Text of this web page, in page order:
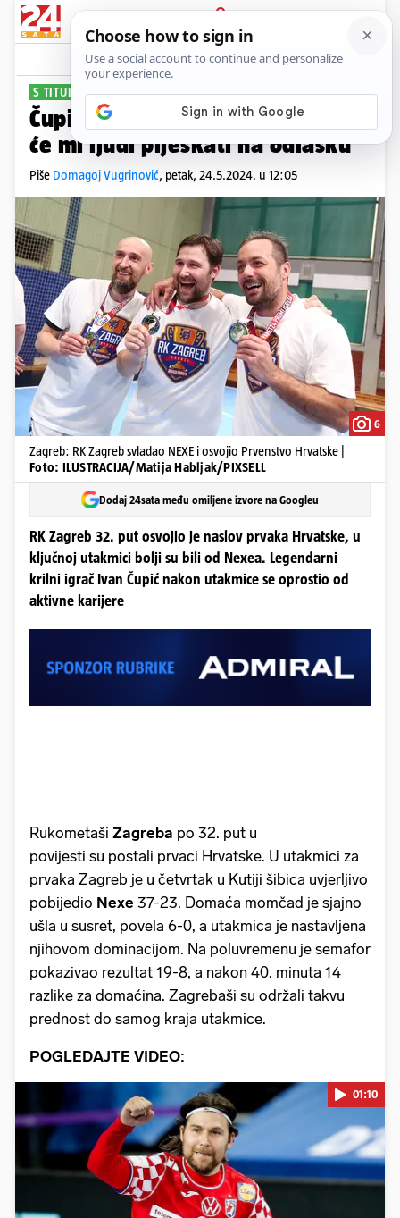
PRIJAVA
Sport Komentari
S TITULOM U MIROVINU
Čupić: Nisam mogao zamisliti da
će mi ljudi pljeskati na odlasku
Piše Domagoj Vugrinović, petak, 24.5.2024. u 12:05
6
Zagreb: RK Zagreb svladao NEXE i osvojio Prvenstvo Hrvatske |
Foto: ILUSTRACIJA/Matija Habljak/PIXSELL
Dodaj 24sata među omiljene izvore na Googleu
RK Zagreb 32. put osvojio je naslov prvaka Hrvatske, u
ključnoj utakmici bolji su bili od Nexea. Legendarni
krilni igrač Ivan Čupić nakon utakmice se oprostio od
aktivne karijere
Rukometaši Zagreba po 32. put u
povijesti su postali prvaci Hrvatske. U utakmici za
prvaka Zagreb je u četvrtak u Kutiji šibica uvjerljivo
pobijedio Nexe 37-23. Domaća momčad je sjajno
ušla u susret, povela 6-0, a utakmica je nastavljena
njihovom dominacijom. Na poluvremenu je semafor
pokazivao rezultat 19-8, a nakon 40. minuta 14
razlike za domaćina. Zagrebaši su održali takvu
prednost do samog kraja utakmice.
POGLEDAJTE VIDEO:
Pokretanje videa...
01:10